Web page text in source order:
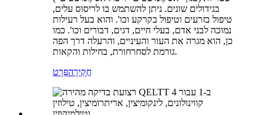
בגידולים שונים. ניתן להשתמש בו לריסוס עלים,
טיפול בזרעים וטיפול בקרקע וכו'. והוא בעל רעילות
נמוכה לבני אדם, בעלי חיים, דגים, דבורים וכו'. כמו
כן, הוא מגרה את העור והעיניים, והרעלה דרך הפה
גורמת לסחרחורת, בחילות והקאות.
חֲקִירָהפְּרָט